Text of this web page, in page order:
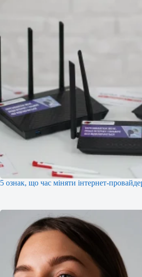
5 ознак, що час міняти інтернет-